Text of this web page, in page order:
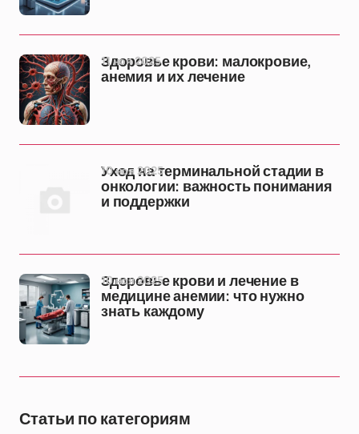
Здоровье крови: малокровие,
анемия и их лечение
11 ноя 2025
Уход на терминальной стадии в
онкологии: важность понимания
и поддержки
10 ноя 2025
Здоровье крови и лечение в
медицине анемии: что нужно
знать каждому
10 ноя 2025
Статьи по категориям